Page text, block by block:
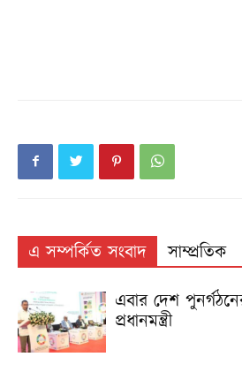
এ সম্পর্কিত সংবাদ
সাম্প্রতিক
এবার দেশ
প্রধানমন্ত্রী